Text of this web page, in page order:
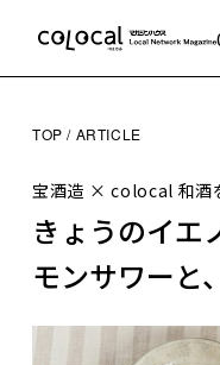
TOP ARTICLE
宝酒造 × colocal 和酒
きょうのイエ
モンサワーと